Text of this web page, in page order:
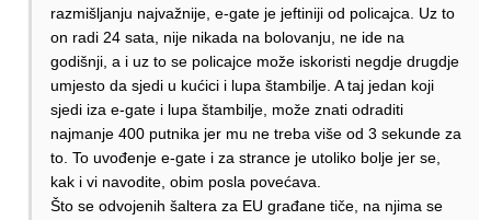
razmišljanju najvažnije, e-gate je jeftiniji od policajca. Uz to
on radi 24 sata, nije nikada na bolovanju, ne ide na
godišnji, a i uz to se policajce može iskoristi negdje drugdje
umjesto da sjedi u kućici i lupa štambilje. A taj jedan koji
sjedi iza e-gate i lupa štambilje, može znati odraditi
najmanje 400 putnika jer mu ne treba više od 3 sekunde za
to. To uvođenje e-gate i za strance je utoliko bolje jer se,
kak i vi navodite, obim posla povećava.
Što se odvojenih šaltera za EU građane tiče, na njima se